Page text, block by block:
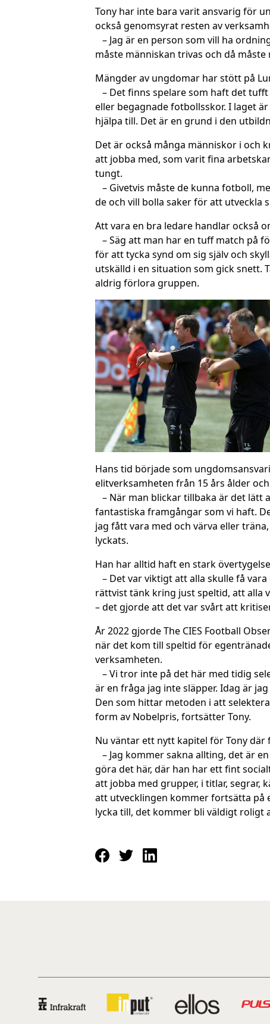
Tony har inte bara varit ansvarig för
också genomsyrat resten av
– Jag är en person som vill ha
måste människan trivas och då
Mängder av ungdomar har stött på
– Det finns spelare som haft det
eller begagnade fotbollsskor. I laget
hjälpa till. Det är en grund i den
Det är också många människor i och
att jobba med, som varit fina
tungt.
– Givetvis måste de kunna fotboll,
de och vill bolla saker för att utveckla
Att vara en bra ledare handlar också
– Säg att man har en tuff match på
för att tycka synd om sig själv och
utskälld i en situation som gick snett.
aldrig förlora gruppen.
Hans tid började som
elitverksamheten från 15 års ålder
– När man blickar tillbaka är det lätt
fantastiska framgångar som vi haft.
jag fått vara med och värva eller
lyckats.
Han har alltid haft en stark
– Det var viktigt att alla skulle få
rättvist tänk kring just speltid, att alla
– det gjorde att det var svårt att
År 2022 gjorde The CIES Football
när det kom till speltid för
verksamheten.
– Vi tror inte på det här med tidig
är en fråga jag inte släpper. Idag är
Den som hittar metoden i att
form av Nobelpris, fortsätter Tony.
Nu väntar ett nytt kapitel för Tony
– Jag kommer sakna allting, det är
göra det här, där han har ett fint
att jobba med grupper, i titlar, segrar,
att utvecklingen kommer fortsätta på
lycka till, det kommer bli väldigt roligt